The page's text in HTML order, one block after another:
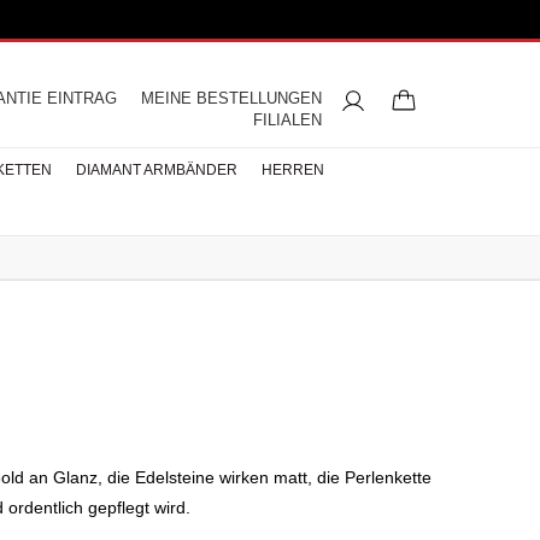
MEINE BESTELLUNGEN
EINTRAG
FILIALEN
DIAMANT ARMBÄNDER HERREN
an Glanz, die Edelsteine wirken matt, die Perlenkette
gepflegt wird.